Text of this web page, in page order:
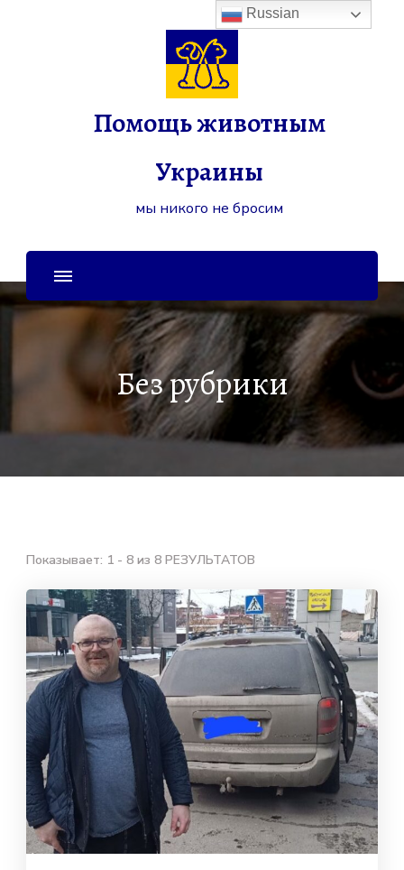
Помощь животным
Украины
мы никого не бросим
Без рубрики
Показывает: 1 - 8 из 8 РЕЗУЛЬТАТОВ
Russian